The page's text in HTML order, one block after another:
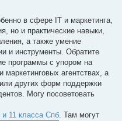
в сфере IT и маркетинга,
но и практические навыки,
а также умение
и инструменты. Обратите
программы с упором на
маркетинговых агентствах, а
других форм поддержки
Могу посоветовать
11 класса Спб . Там могут